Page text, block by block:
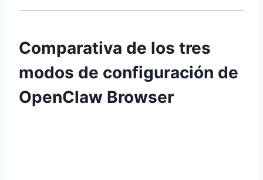
Comparativa de los tres
modos de configuración de
OpenClaw Browser